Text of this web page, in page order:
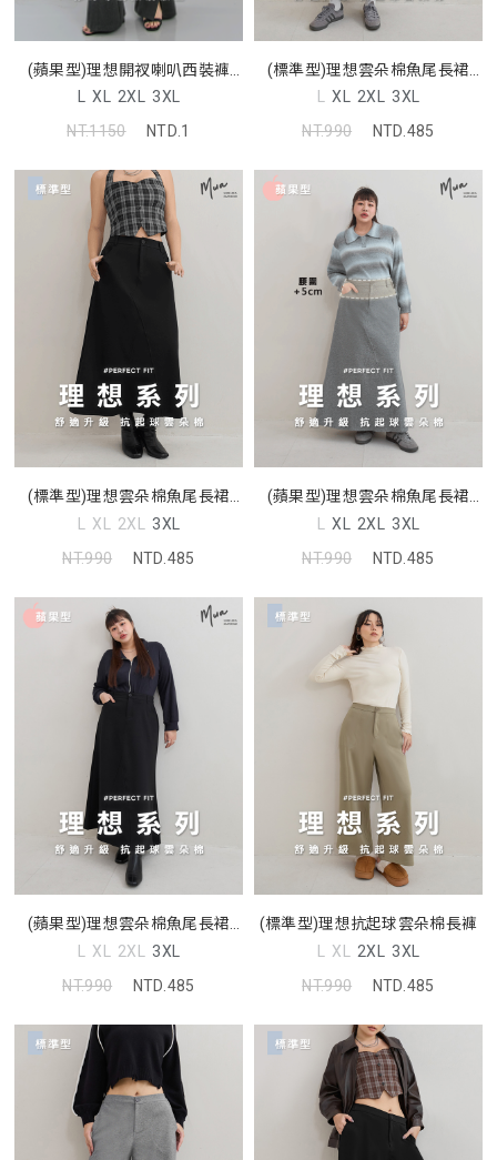
(蘋果型)理想開衩喇叭西裝褲
MISS
L XL 2XL 3XL
NT.1150
NTD.1
(標準型)理想雲朵棉魚尾長裙
MUA
L XL 2XL 3XL
NT.990
NTD.485
(標準型)理想雲朵棉魚尾長裙
MUA
L XL 2XL 3XL
NT.990
NTD.485
(蘋果型)理想雲朵棉魚尾長裙
MUA
L XL 2XL 3XL
NT.990
NTD.485
(蘋果型)理想雲朵棉魚尾長裙
MUA
L XL 2XL 3XL
NT.990
NTD.485
(標準型)理想抗起球雲朵棉長褲
L XL 2XL 3XL
NT.990
NTD.485